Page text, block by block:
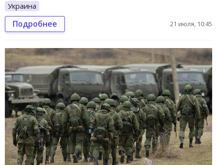
Украина
Подробнее 21 июля, 10:45